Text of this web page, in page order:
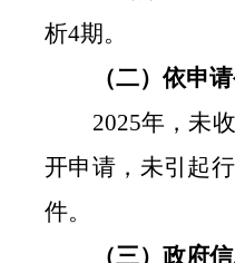
析4期。
（二）依申
2025年，未
开申请，未引起
件。
（三）政府